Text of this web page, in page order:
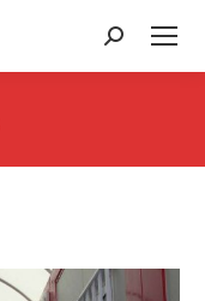
Search: